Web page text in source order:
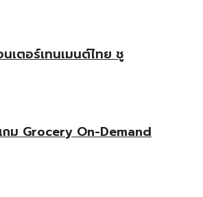
นเตอร์เทนเมนต์ไทย ชู
กม Grocery On-Demand